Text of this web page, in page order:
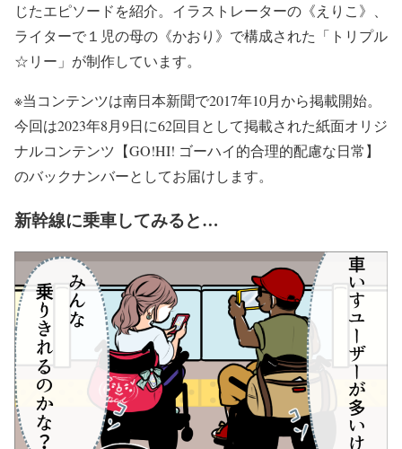
じたエピソードを紹介。イラストレーターの《えりこ》、
ライターで１児の母の《かおり》で構成された「トリプル
☆リー」が制作しています。
※当コンテンツは南日本新聞で2017年10月から掲載開始。
今回は2023年8月9日に62回目として掲載された紙面オリジ
ナルコンテンツ【GO!HI! ゴーハイ的合理的配慮な日常】
のバックナンバーとしてお届けします。
新幹線に乗車してみると…